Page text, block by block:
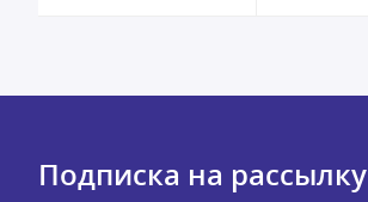
Подписка на рассылку